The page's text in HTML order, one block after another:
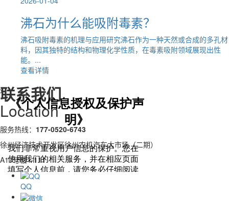
沸石为什么能吸附毒素？
沸石吸附毒素的机理与应用研究沸石作为一种天然或合成的多孔材
料，因其独特的结构和物理化学性质，在毒素吸附领域展现出性
能。...
查看详情
x
联系我们
Location
服务热线： 177-0520-6743
徐州经济技术开发区徐州农机汽车大市场（二期）
A17号楼1-111
QQ